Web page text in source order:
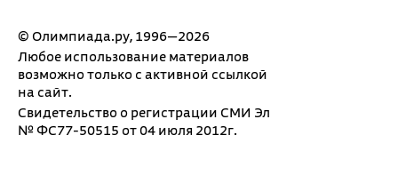
© Олимпиада.ру, 1996—2026
Любое использование материалов
возможно только с активной ссылкой
на сайт.
Свидетельство о регистрации СМИ Эл
№ ФС77-50515 от 04 июля 2012г.